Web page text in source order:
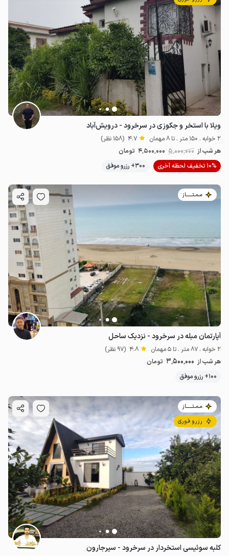
2.6میلیون ت 4.7
ویلا با استخر و جکوزی در سرخرود - درویش‌آباد
2 خوابه . 150 متر . تا 8 مهمان 4.7 (158 نظر)
هر شب از 5٬000٬000 4٬500٬000 تومان
10% تخفیف لحظه آخری
300+ رزرو موفق
مـمـتــــــاز
آپارتمان مبله در سرخرود - نزدیک ساحل
2 خوابه . 87 متر . تا 5 مهمان 4.8 (97 نظر)
هر شب از 3٬500٬000 تومان
100+ رزرو موفق
مـمـتــــــاز
رزرو فوری
کلبه سوئیسی استخردار در سرخرود - سیرجارون